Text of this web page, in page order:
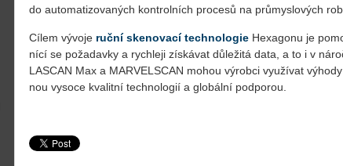
do au­to­ma­ti­zo­va­ných kon­t­rol­ních pro­ce­sů na prů­mys­lo­vých
Cílem vý­vo­je ruční ske­no­va­cí tech­no­lo­gie He­xa­go­nu je
ní­cí se po­ža­dav­ky a rych­le­ji zís­ká­vat dů­le­ži­tá data, a to i v
LAS­CAN Max a MAR­VEL­SCAN mohou vý­rob­ci vy­u­ží­vat
nou vy­so­ce kva­lit­ní tech­no­lo­gií a glo­bál­ní pod­po­rou.